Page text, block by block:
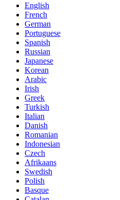
English
French
German
Portuguese
Spanish
Russian
Japanese
Korean
Arabic
Irish
Greek
Turkish
Italian
Danish
Romanian
Indonesian
Czech
Afrikaans
Swedish
Polish
Basque